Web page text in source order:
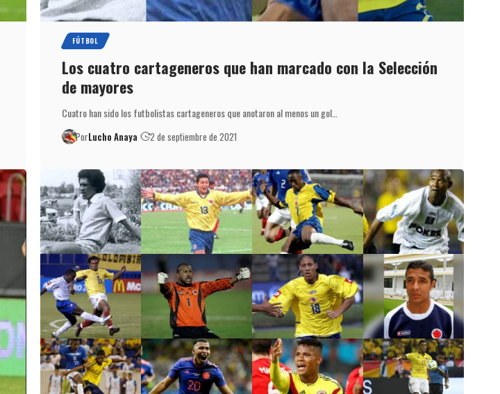
FÚTBOL
Los cuatro cartageneros que han marcado con la Selección
de mayores
Cuatro han sido los futbolistas cartageneros que anotaron al menos un gol…
PorLucho Anaya 2 de septiembre de 2021